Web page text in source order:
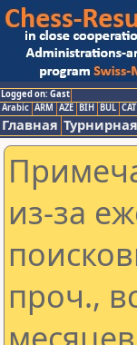
Logged on: Gast
Arabic ARM AZE BIH BUL CAT
Главная
из-за
проч.,